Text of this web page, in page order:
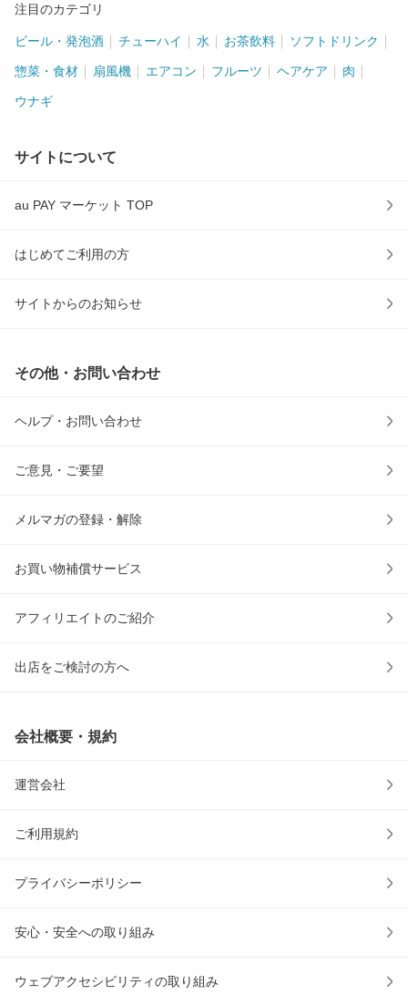
注目のカテゴリ
ビール・発泡酒 チューハイ 水 お茶飲料 ソフトドリンク
惣菜・食材 扇風機 エアコン フルーツ ヘアケア 肉
ウナギ
サイトについて
au PAY マーケット TOP
はじめてご利用の方
サイトからのお知らせ
その他・お問い合わせ
ヘルプ・お問い合わせ
ご意見・ご要望
メルマガの登録・解除
お買い物補償サービス
アフィリエイトのご紹介
出店をご検討の方へ
会社概要・規約
運営会社
ご利用規約
プライバシーポリシー
安心・安全への取り組み
ウェブアクセシビリティの取り組み